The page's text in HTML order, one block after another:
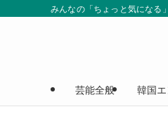
みんなの「ちょっと気になる
芸能全般 韓国